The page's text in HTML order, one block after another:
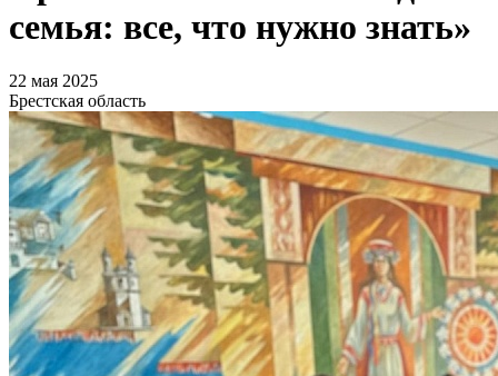
семья: все, что нужно знать»
22 мая 2025
Брестская область